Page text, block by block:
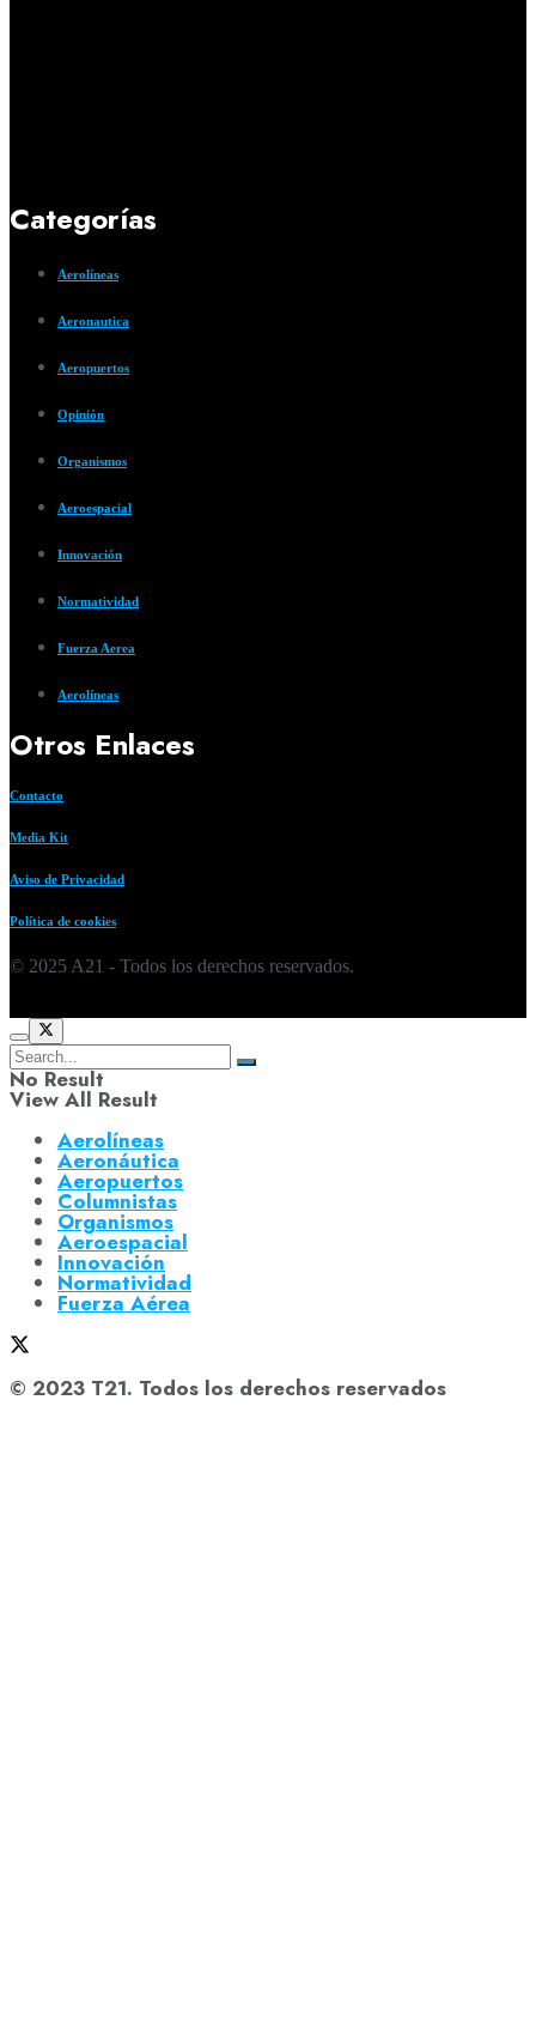
Categorías
Aerolíneas
Aeronautica
Aeropuertos
Opinión
Organismos
Aeroespacial
Innovación
Normatividad
Fuerza Aerea
Aerolíneas
Otros Enlaces
Contacto
Media Kit
Aviso de Privacidad
Política de cookies
© 2025 A21 - Todos los derechos reservados.
No Result
View All Result
Aerolíneas
Aeronáutica
Aeropuertos
Columnistas
Organismos
Aeroespacial
Innovación
Normatividad
Fuerza Aérea
© 2023 T21. Todos los derechos reservados